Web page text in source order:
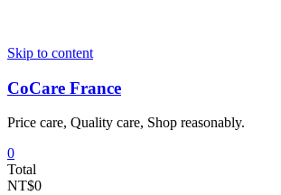
Skip to content
CoCare France
Price care, Quality care, Shop reasonably.
0
Total
NT$0